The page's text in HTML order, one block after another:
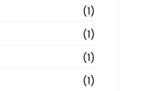
(1)
(1)
(1)
(1)